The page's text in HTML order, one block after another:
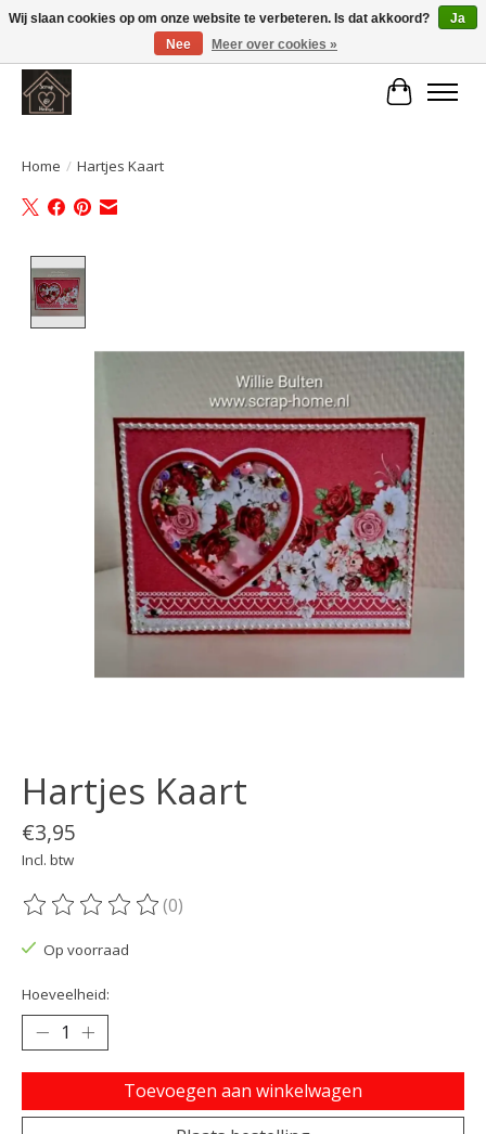
Large selection of products and fast shipping!
Home / Hartjes Kaart
Hartjes Kaart
€3,95
Incl. btw
De beoordeling van dit product is
(0)
Op voorraad
Hoeveelheid:
Toevoegen aan winkelwagen
Wij slaan cookies op om onze website te verbeteren. Is dat akkoord?
Ja
Nee
Meer over cookies »